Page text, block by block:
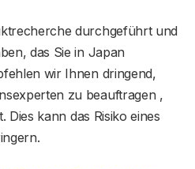
durchgeführt und
das Sie in Japan
wir Ihnen dringend,
zu beauftragen ,
kann das Risiko eines